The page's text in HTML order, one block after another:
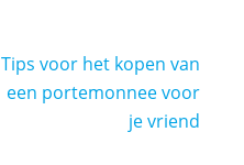
Tips voor het kopen van
een portemonnee voor
je vriend